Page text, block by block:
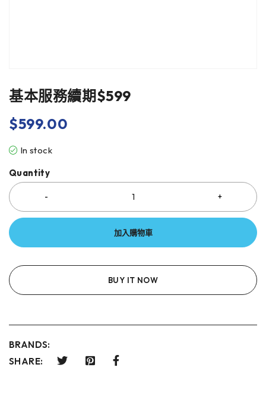
基本服務續期$599
$599.00
In stock
Quantity
加入購物車
BUY IT NOW
BRANDS:
SHARE: